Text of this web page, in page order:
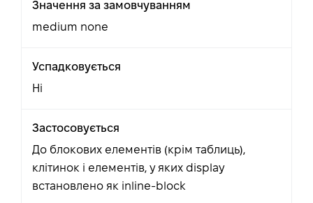
Значення за замовчуванням
medium none
Успадковується
Ні
Застосовується
До блокових елементів (крім таблиць),
клітинок і елементів, у яких display
встановлено як inline-block